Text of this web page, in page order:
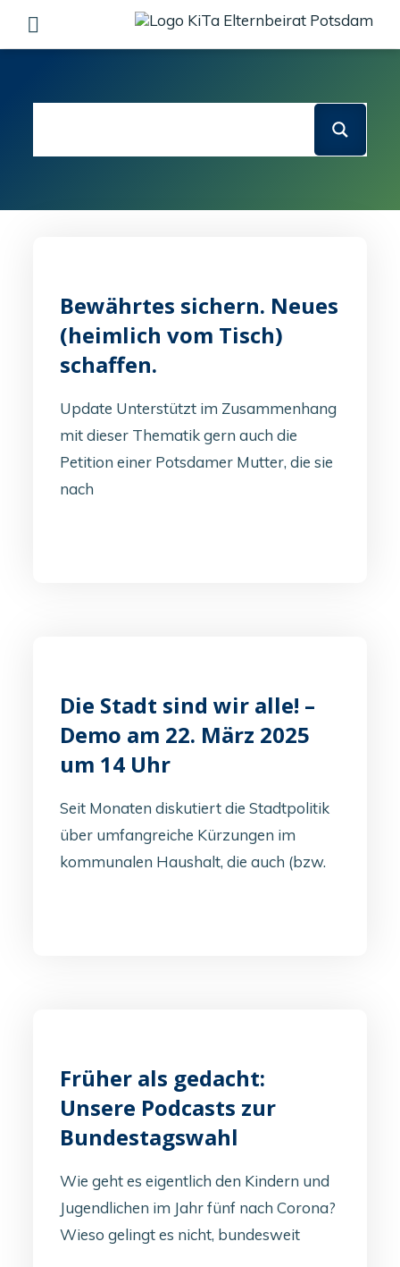
Bewährtes sichern. Neues
(heimlich vom Tisch)
schaffen.
Update Unterstützt im Zusammenhang
mit dieser Thematik gern auch die
Petition einer Potsdamer Mutter, die sie
nach
Die Stadt sind wir alle! –
Demo am 22. März 2025
um 14 Uhr
Seit Monaten diskutiert die Stadtpolitik
über umfangreiche Kürzungen im
kommunalen Haushalt, die auch (bzw.
Früher als gedacht:
Unsere Podcasts zur
Bundestagswahl
Wie geht es eigentlich den Kindern und
Jugendlichen im Jahr fünf nach Corona?
Wieso gelingt es nicht, bundesweit